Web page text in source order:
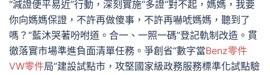
“減證便平易近”行動，深刻實施“多證“對不起，媽媽，我要
你向媽媽保證，不許再做傻事，不許再嚇唬媽媽，聽到了
嗎？”藍沐哭著吩咐道。合一、一照一碼”登記軌制改造。貫
徹落實市場準進負面清單任務。爭創省“數字當Benz零件
VW零件局”建設試點市，攻堅國家級政務服務標準化試點驗